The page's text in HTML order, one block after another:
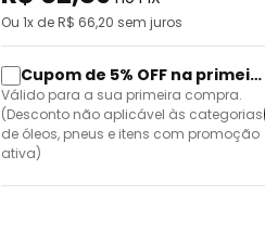
Ou1x de R$ 66,20 sem juros
Cupom de 5% OFF na primeira compra
Válido para a sua primeira compra.
(Desconto não aplicável às categorias
de óleos, pneus e itens com promoção
ativa)